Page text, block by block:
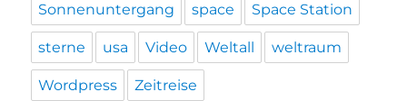
Sonnenuntergang space Space Station
sterne usa Video Weltall weltraum
Wordpress Zeitreise